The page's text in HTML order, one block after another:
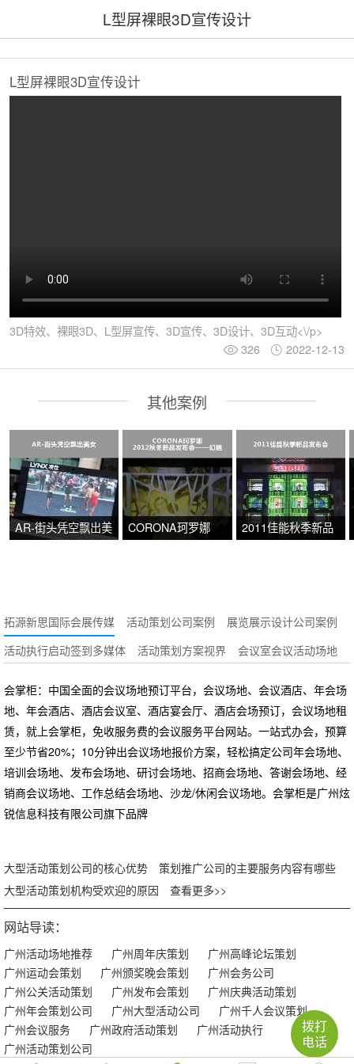
L型屏裸眼3D宣传设计
L型屏裸眼3D宣传设计
3D特效、裸眼3D、L型屏宣传、3D宣传、3D设计、3D互动<\/p>
326
2022-12-13
其他案例
AR-街头凭空飘出美
CORONA珂罗娜
2011佳能秋季新品
拓源新思国际会展传媒 活动策划公司案例
展览展示设计公司案例
活动执行启动签到多媒体
活动策划方案视界 会议室会议活动场地
会掌柜：中国全面的会议场地预订平台，会议场地、会议酒店、年会场
地、年会酒店、酒店会议室、酒店宴会厅、酒店会场预订，会议场地租
赁，就上会掌柜，免收服务费的会议服务平台网站。一站式办会，预算
至少节省20%；10分钟出会议场地报价方案，轻松搞定公司年会场地、
培训会场地、发布会场地、研讨会场地、招商会场地、答谢会场地、经
销商会议场地、工作总结会场地、沙龙/休闲会议场地。会掌柜是广州炫
锐信息科技有限公司旗下品牌
大型活动策划公司的核心优势
策划推广公司的主要服务内容有哪些
大型活动策划机构受欢迎的原因
查看更多>>
网站导读：
广州活动场地推荐 广州周年庆策划
广州高峰论坛策划
广州运动会策划
广州颁奖晚会策划
广州会务公司
广州公关活动策划
广州发布会策划
广州庆典活动策划
广州年会策划公司
广州大型活动公司
广州千人会议策划
广州会议服务
广州政府活动策划
广州活动执行
广州活动策划公司
拨打
电话